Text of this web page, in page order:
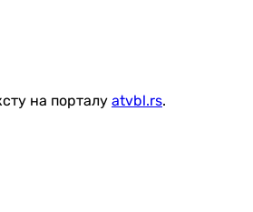
на порталу atvbl.rs.